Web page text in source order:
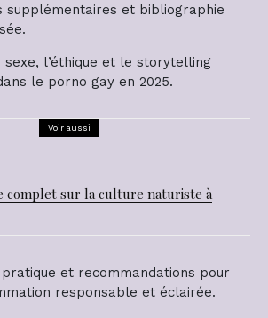
supplémentaires et bibliographie
sexe, l’éthique et le storytelling
le porno gay en 2025.
Voir aussi
complet sur la culture naturiste à
pratique et recommandations pour
responsable et éclairée.